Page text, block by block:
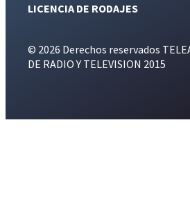
LICENCIA DE RODAJES
© 2026 Derechos reservados
DE RADIO Y TELEVISION 2015